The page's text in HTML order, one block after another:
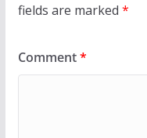
fields are marked *
Comment*